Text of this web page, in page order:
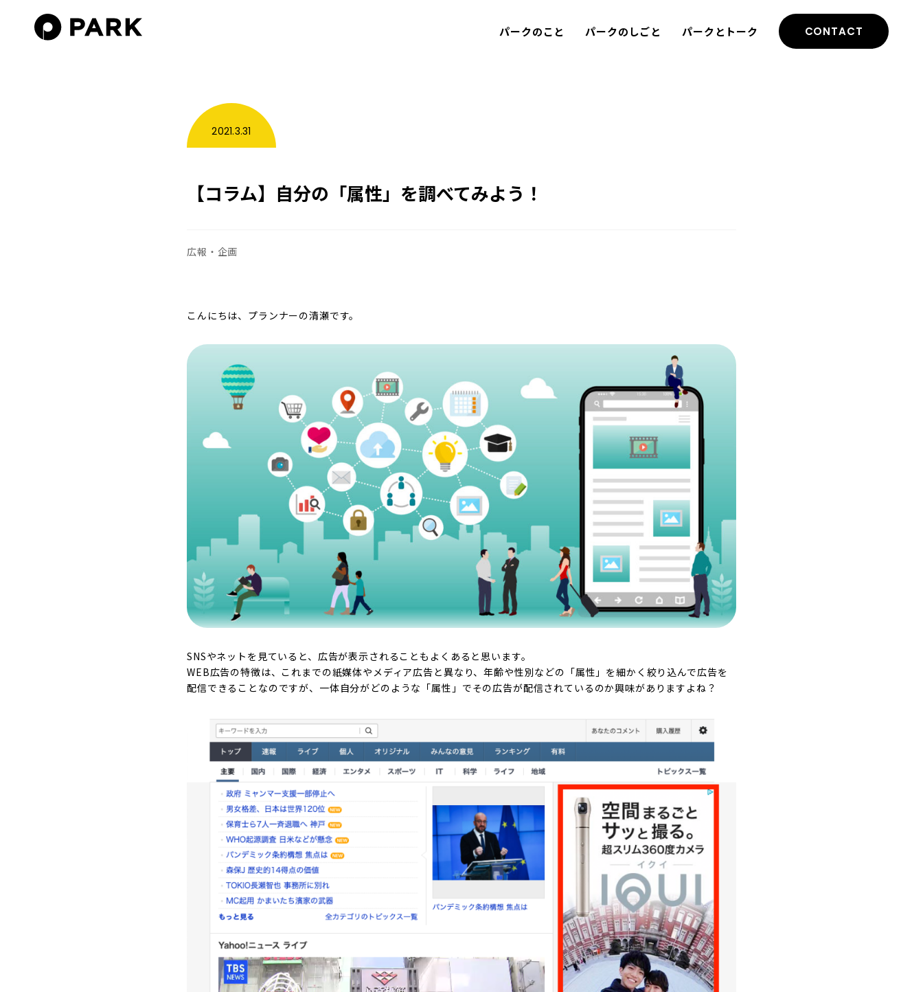
パークのこと パークのしごと パークとトーク CONTACT
2021.3.31
【コラム】自分の「属性」を調べてみよう！
広報・企画
こんにちは、プランナーの清瀬です。
SNSやネットを見ていると、広告が表示されることもよくあると思います。
WEB広告の特徴は、これまでの紙媒体やメディア広告と異なり、年齢や性別などの「属性」を細かく絞り込んで広告を
配信できることなのですが、一体自分がどのような「属性」でその広告が配信されているのか興味がありますよね？